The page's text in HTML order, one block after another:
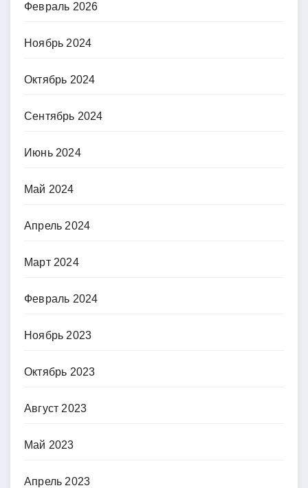
Февраль 2026
Ноябрь 2024
Октябрь 2024
Сентябрь 2024
Июнь 2024
Май 2024
Апрель 2024
Март 2024
Февраль 2024
Ноябрь 2023
Октябрь 2023
Август 2023
Май 2023
Апрель 2023